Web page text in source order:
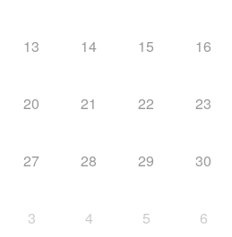
13 14 15 16
20 21 22 23
27 28 29 30
3 4 5 6